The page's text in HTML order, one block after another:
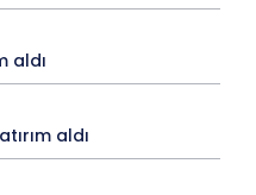
aldı
aldı